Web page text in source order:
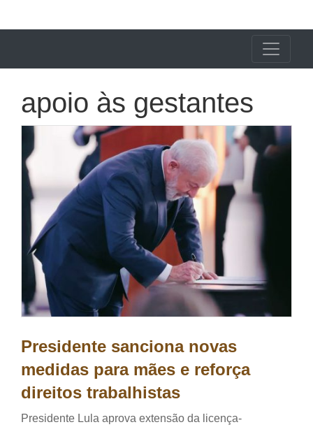
apoio às gestantes
Presidente sanciona novas
medidas para mães e reforça
direitos trabalhistas
Presidente Lula aprova extensão da licença-